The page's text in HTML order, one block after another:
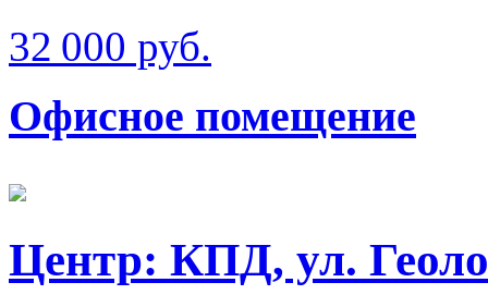
32 000 руб.
Офисное помещение
Центр: КПД, ул.